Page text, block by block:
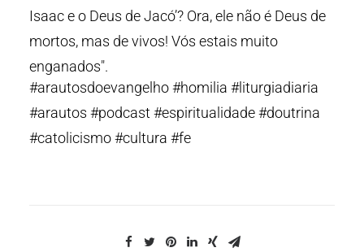
Isaac e o Deus de Jacó’? Ora, ele não é Deus de
mortos, mas de vivos! Vós estais muito
enganados".
#arautosdoevangelho #homilia #liturgiadiaria
#arautos #podcast #espiritualidade #doutrina
#catolicismo #cultura #fe